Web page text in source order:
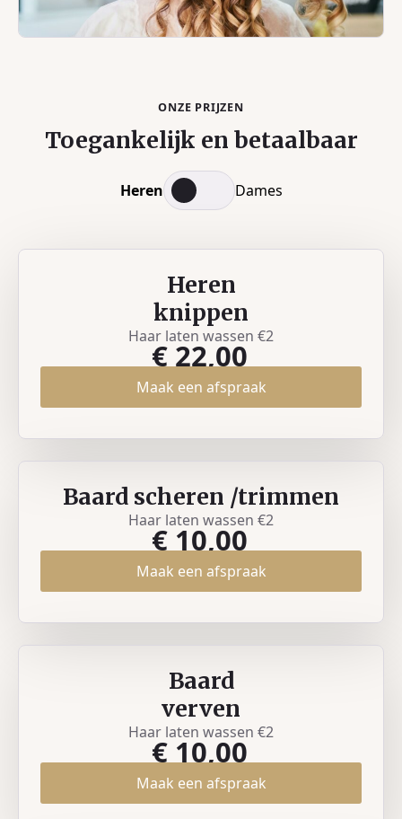
ONZE PRIJZEN
Toegankelijk en betaalbaar
Heren Dames
Heren
knippen
Haar laten wassen €2
€ 22,00
Maak een afspraak
Baard scheren /trimmen
Haar laten wassen €2
€ 10,00
Maak een afspraak
Baard
verven
Haar laten wassen €2
€ 10,00
Maak een afspraak